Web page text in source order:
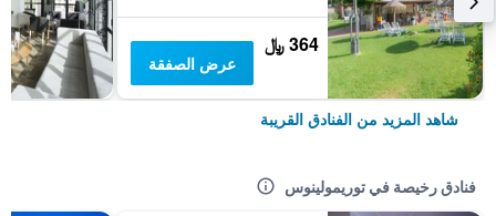
364 ﷼
عرض الصفقة
شاهد المزيد من الفنادق القريبة
فنادق رخيصة في توريمولينوس